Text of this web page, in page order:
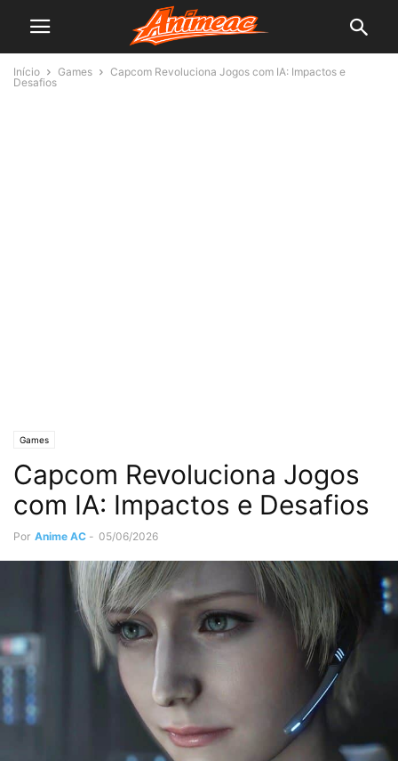
Início Games
Capcom Revoluciona Jogos com IA: Impactos e
Desafios
Games
Capcom Revoluciona Jogos
com IA: Impactos e Desafios
Por Anime AC - 05/06/2026